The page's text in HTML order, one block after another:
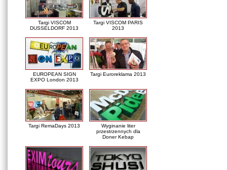
Targi VISCOM
DUSSELDORF 2013
Targi VISCOM PARIS
2013
EUROPEAN SIGN
EXPO London 2013
Targi Euroreklama 2013
Targi RemaDays 2013
Wyginanie liter
przestrzennych dla
Doner Kebap